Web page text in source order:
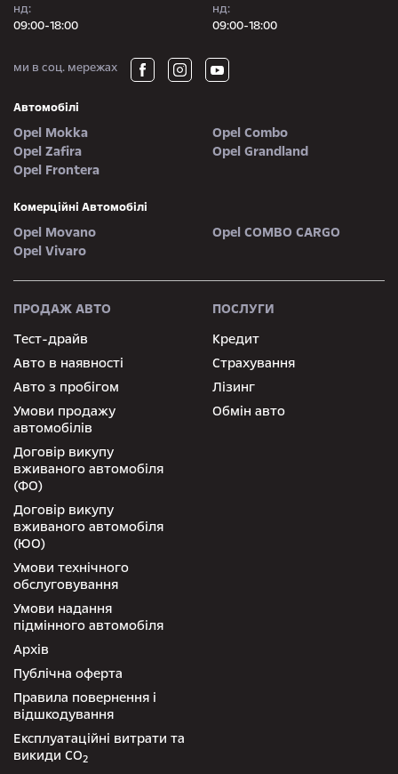
нд:
09:00-18:00
нд:
09:00-18:00
ми в соц. мережах
Автомобілі
Opel Mokka
Opel Combo
Opel Zafira
Opel Grandland
Opel Frontera
Комерційні Автомобілі
Opel Movano
Opel COMBO CARGO
Opel Vivaro
ПРОДАЖ АВТО
Тест-драйв
Авто в наявності
Авто з пробігом
Умови продажу
автомобілів
Договір викупу
вживаного автомобіля
(ФО)
Договір викупу
вживаного автомобіля
(ЮО)
Умови технічного
обслуговування
Умови надання
підмінного автомобіля
Архів
Публічна оферта
Правила повернення і
відшкодування
Експлуатаційні витрати та
викиди СО2
ПОСЛУГИ
Кредит
Страхування
Лізинг
Обмін авто